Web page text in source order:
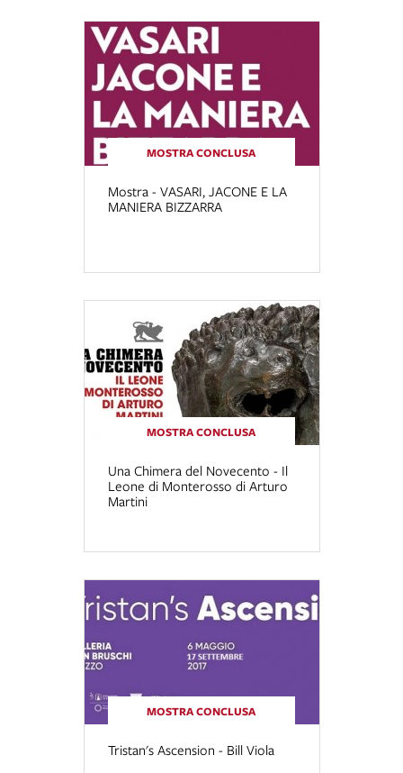
MOSTRA CONCLUSA
Mostra - VASARI, JACONE E LA
MANIERA BIZZARRA
MOSTRA CONCLUSA
Una Chimera del Novecento - Il
Leone di Monterosso di Arturo
Martini
MOSTRA CONCLUSA
Tristan's Ascension - Bill Viola